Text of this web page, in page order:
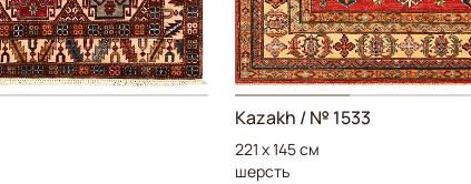
Kazakh / № 1533
221 x 145 см
шерсть